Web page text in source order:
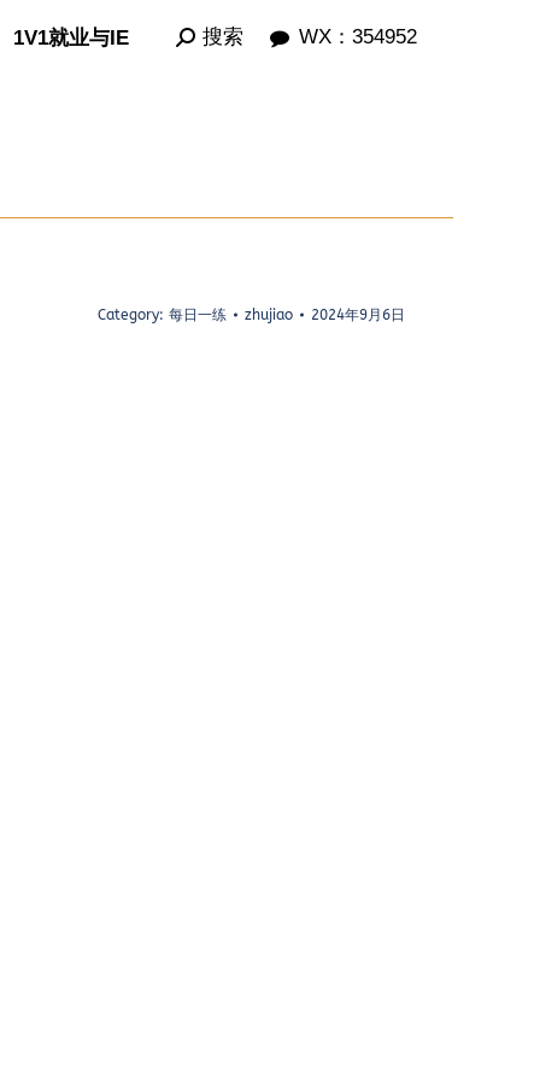
1V1就业与IE Search:
搜索 WX：354952
Category: 每日一练 zhujiao 2024年9月6日
1V1就业与IE Search:
搜索 WX：354952